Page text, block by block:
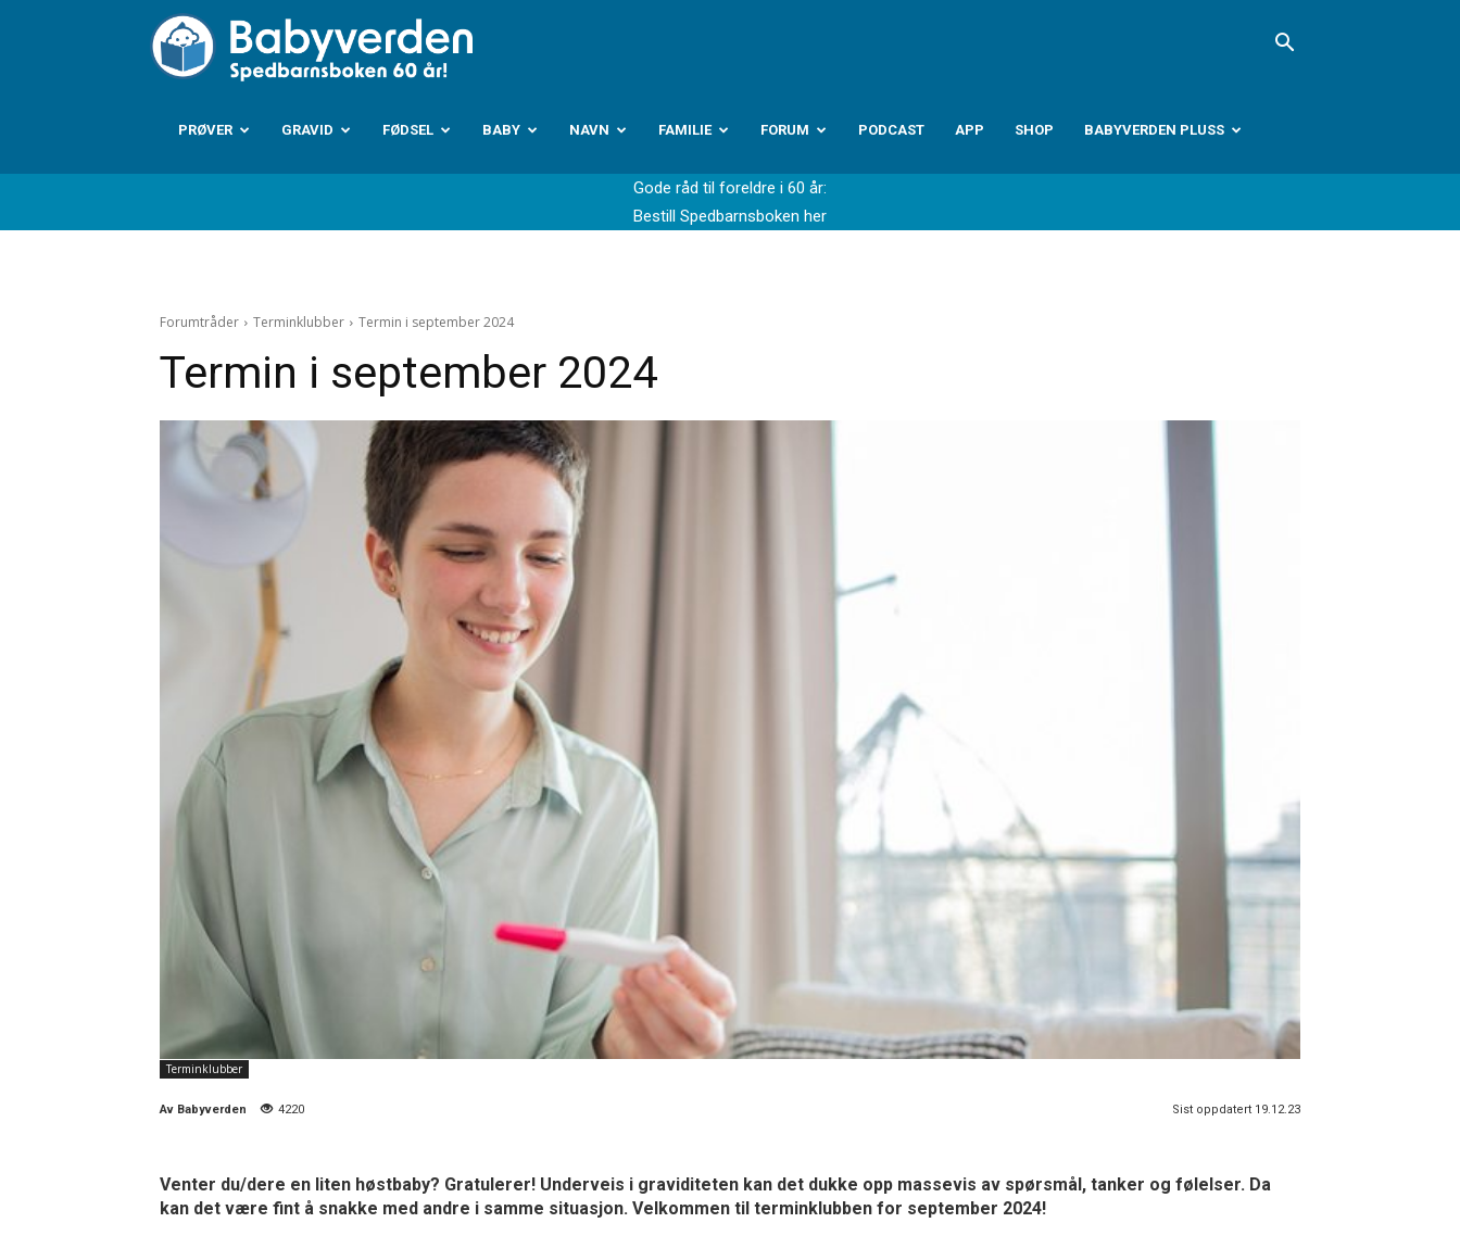
Babyverden.no
PRØVER GRAVID FØDSEL BABY NAVN FAMILIE FORUM PODCAST APP SHOP BABYVERDEN PLUSS
Gode råd til foreldre i 60 år:
Bestill Spedbarnsboken her
Forumtråder Terminklubber Termin i september 2024
Termin i september 2024
Terminklubber
Av Babyverden 4220 Sist oppdatert 19.12.23
Venter du/dere en liten høstbaby? Gratulerer! Underveis i graviditeten kan det dukke opp massevis av spørsmål, tanker og følelser. Da
kan det være fint å snakke med andre i samme situasjon. Velkommen til terminklubben for september 2024!